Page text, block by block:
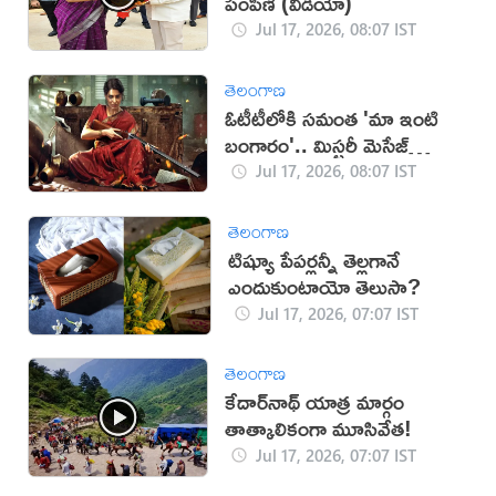
Jul 17, 2026, 08:07 IST
తెలంగాణ
ఓటీటీలోకి సమంత 'మా ఇంటి
బంగారం'.. మిస్టరీ మెసేజ్
మిస్సింగ్!
Jul 17, 2026, 08:07 IST
తెలంగాణ
టిష్యూ పేపర్లన్నీ తెల్లగానే
ఎందుకుంటాయో తెలుసా?
Jul 17, 2026, 07:07 IST
తెలంగాణ
కేదార్‌నాథ్ యాత్ర మార్గం
తాత్కాలికంగా మూసివేత!
Jul 17, 2026, 07:07 IST